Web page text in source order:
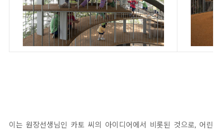
이는 원장선생님인 카토 씨의 아이디어에서 비롯된 것으로, 어린